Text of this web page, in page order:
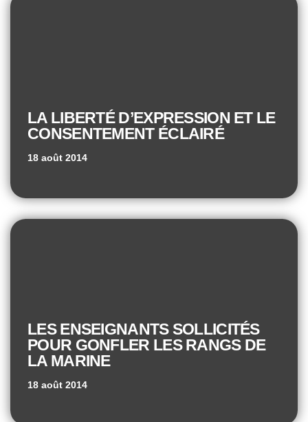
LA LIBERTÉ D’EXPRESSION ET LE
CONSENTEMENT ÉCLAIRÉ
18 août 2014
LES ENSEIGNANTS SOLLICITÉS
POUR GONFLER LES RANGS DE
LA MARINE
18 août 2014